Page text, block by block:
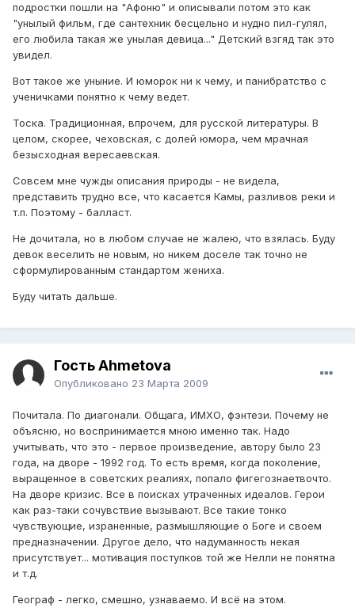
подростки пошли на "Афоню" и описывали потом это как
"унылый фильм, где сантехник бесцельно и нудно пил-гулял,
его любила такая же унылая девица..." Детский взгяд так это
увидел.
Вот такое же уныние. И юморок ни к чему, и панибратство с
ученичками понятно к чему ведет.
Тоска. Традиционная, впрочем, для русской литературы. В
целом, скорее, чеховская, с долей юмора, чем мрачная
безысходная вересаевская.
Совсем мне чужды описания природы - не видела,
представить трудно все, что касается Камы, разливов реки и
т.п. Поэтому - балласт.
Не дочитала, но в любом случае не жалею, что взялась. Буду
девок веселить не новым, но никем доселе так точно не
сформулированным стандартом жениха.
Буду читать дальше.
Гость Ahmetova
Опубликовано 23 Марта 2009
Почитала. По диагонали. Общага, ИМХО, фэнтези. Почему не
объясню, но воспринимается мною именно так. Надо
учитывать, что это - первое произведение, автору было 23
года, на дворе - 1992 год. То есть время, когда поколение,
выращенное в советских реалиях, попало фигегознаетвочто.
На дворе кризис. Все в поисках утраченных идеалов. Герои
как раз-таки сочувствие вызывают. Все такие тонко
чувствующие, израненные, размышляющие о Боге и своем
предназначении. Другое дело, что надуманность некая
присутствует... мотивация поступков той же Нелли не понятна
и т.д.
Географ - легко, смешно, узнаваемо. И всё на этом.